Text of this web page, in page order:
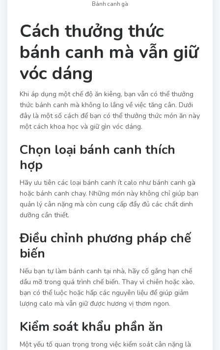
Bánh canh gà
Cách thưởng thức
bánh canh mà vẫn giữ
vóc dáng
Khi áp dụng một chế độ ăn kiêng, bạn vẫn có thể thưởng
thức bánh canh mà không lo lắng về việc tăng cân. Dưới
đây là một số cách để bạn có thể thưởng thức món ăn này
một cách khoa học và giữ gìn vóc dáng.
Chọn loại bánh canh thích
hợp
Hãy ưu tiên các loại bánh canh ít calo như bánh canh gà
hoặc bánh canh chay. Những món này không chỉ giúp bạn
quản lý cân nặng mà còn cung cấp đầy đủ các chất dinh
dưỡng cần thiết.
Điều chỉnh phương pháp chế
biến
Nếu bạn tự làm bánh canh tại nhà, hãy cố gắng hạn chế
dầu mỡ trong quá trình chế biến. Thay vì chiên hoặc xào,
bạn có thể luộc hoặc hấp các nguyên liệu để giúp giảm
lượng calo mà vẫn giữ được hương vị thơm ngon.
Kiểm soát khẩu phần ăn
Một yếu tố quan trọng trong việc kiểm soát cân nặng là